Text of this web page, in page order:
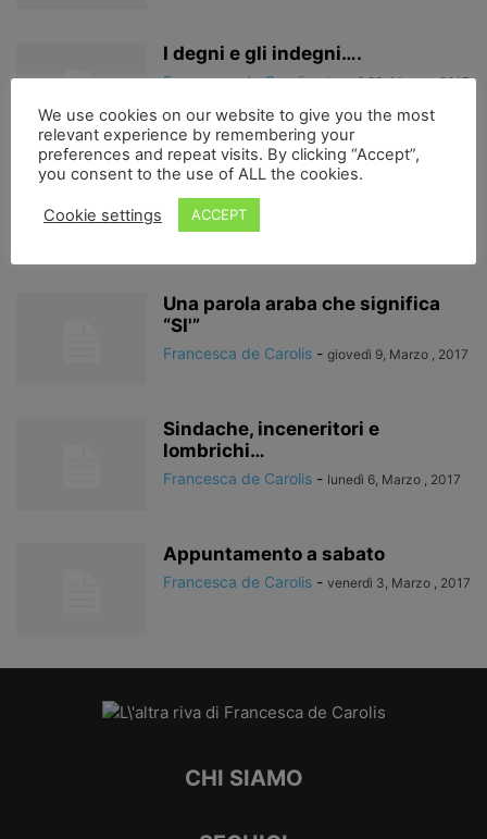
I degni e gli indegni….
Francesca de Carolis - lunedì 20, Marzo , 2017
sulla strada di De André…
Francesca de Carolis
Una parola araba che significa
“SI'”
Francesca de Carolis - giovedì 9, Marzo , 2017
Sindache, inceneritori e
lombrichi…
Francesca de Carolis - lunedì 6, Marzo , 2017
Appuntamento a sabato
Francesca de Carolis - venerdì 3, Marzo , 2017
CHI SIAMO
We use cookies on our website to give you the most
relevant experience by remembering your
preferences and repeat visits. By clicking “Accept”,
you consent to the use of ALL the cookies.
Cookie settings ACCEPT